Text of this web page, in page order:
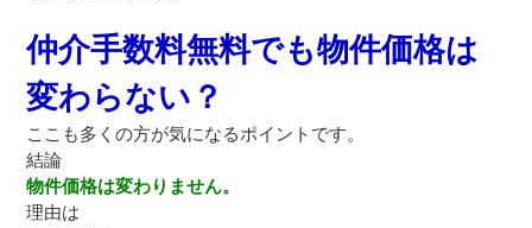
仲介手数料無料でも物件価格は
変わらない？
ここも多くの方が気になるポイントです。
結論
物件価格は変わりません。
理由は